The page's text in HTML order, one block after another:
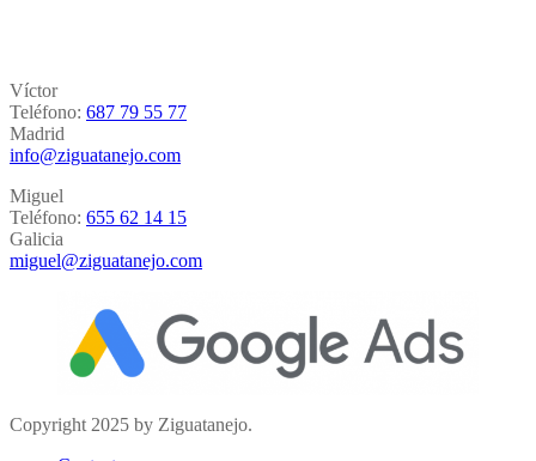
Víctor
Teléfono: 687 79 55 77
Madrid
info@ziguatanejo.com
Miguel
Teléfono: 655 62 14 15
Galicia
miguel@ziguatanejo.com
Copyright 2025 by Ziguatanejo.